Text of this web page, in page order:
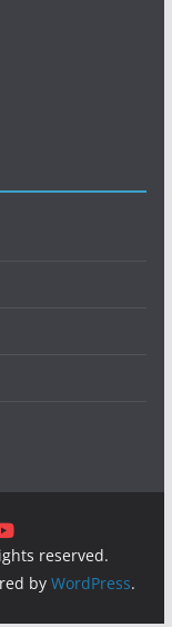
reserved.
by WordPress.